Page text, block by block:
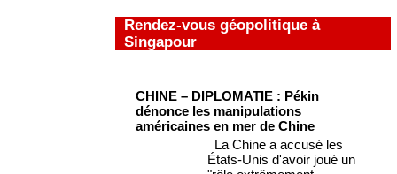
Rendez-vous géopolitique à
Singapour
CHINE – DIPLOMATIE : Pékin
dénonce les manipulations
américaines en mer de Chine
La Chine a accusé les
États-Unis d'avoir joué un